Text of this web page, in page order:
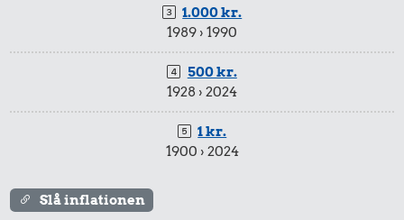
1.000 kr.
1989 › 1990
500 kr.
1928 › 2024
1 kr.
1900 › 2024
Slå inflationen